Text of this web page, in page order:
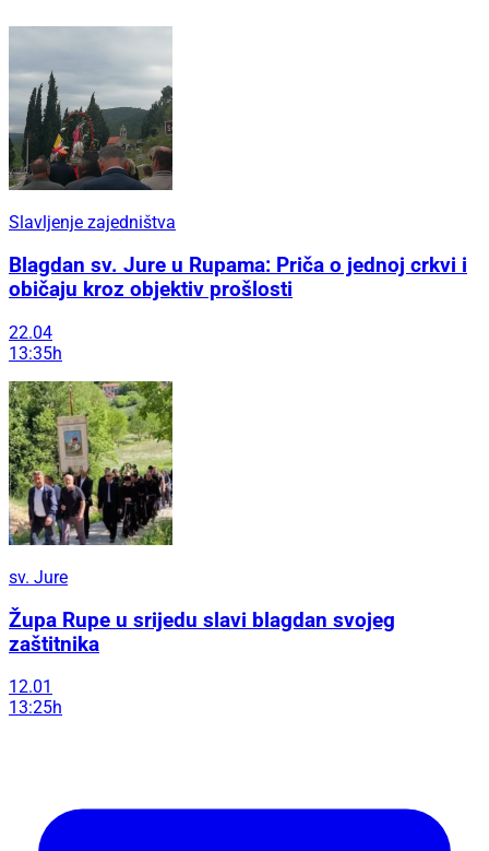
Slavljenje zajedništva
Blagdan sv. Jure u Rupama: Priča o jednoj crkvi i
običaju kroz objektiv prošlosti
22.04
13:35h
sv. Jure
Župa Rupe u srijedu slavi blagdan svojeg
zaštitnika
12.01
13:25h